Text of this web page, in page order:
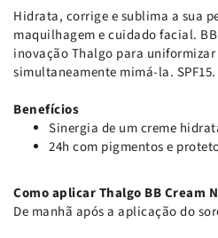
Hidrata, corrige e sublima a sua
maquilhagem e cuidado facial.
inovação Thalgo para
simultaneamente mimá-la. SPF15.
Benefícios
Sinergia de um creme
24h com pigmentos e
Como aplicar Thalgo BB Cream
De manhã após a aplicação do